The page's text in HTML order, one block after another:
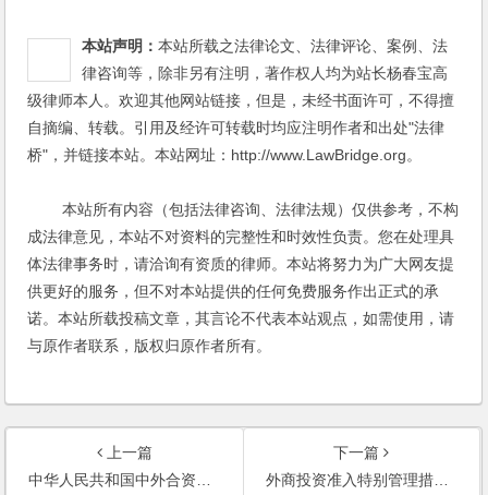
本站声明：本站所载之法律论文、法律评论、案例、法
律咨询等，除非另有注明，著作权人均为站长杨春宝高
级律师本人。欢迎其他网站链接，但是，未经书面许可，不得擅
自摘编、转载。引用及经许可转载时均应注明作者和出处"法律
桥"，并链接本站。本站网址：http://www.LawBridge.org。
本站所有内容（包括法律咨询、法律法规）仅供参考，不构
成法律意见，本站不对资料的完整性和时效性负责。您在处理具
体法律事务时，请洽询有资质的律师。本站将努力为广大网友提
供更好的服务，但不对本站提供的任何免费服务作出正式的承
诺。本站所载投稿文章，其言论不代表本站观点，如需使用，请
与原作者联系，版权归原作者所有。
上一篇
中华人民共和国中外合资经营企业法实施条例（2019修正）
下一篇
外商投资准入特别管理措施（负面清单）（2019年版）